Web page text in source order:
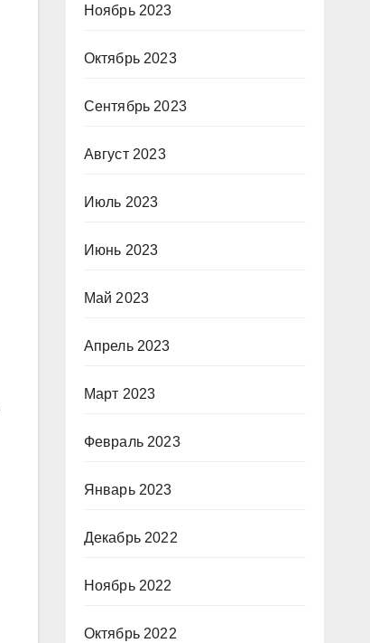
Ноябрь 2023
Октябрь 2023
Сентябрь 2023
Август 2023
Июль 2023
Июнь 2023
Май 2023
Апрель 2023
Март 2023
Февраль 2023
Январь 2023
Декабрь 2022
Ноябрь 2022
Октябрь 2022